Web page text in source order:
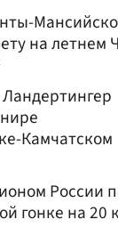
на летнем
Камчатском
России
гонке на 20